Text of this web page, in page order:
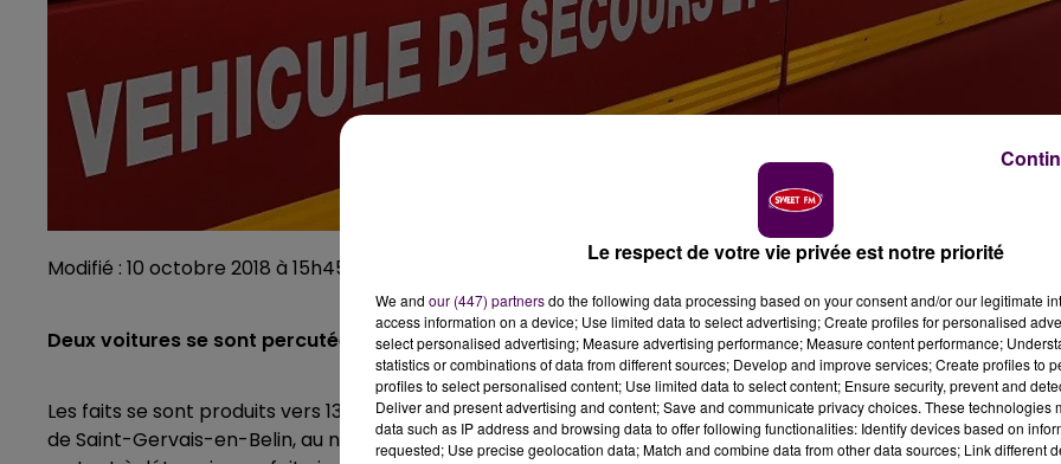
Modifié : 10 octobre 2018 à 15h45 par Emilien Borderie
Deux voitures se sont percutées ce mercredi 10 octobre à Saint-Gervais-en-Belin.
Les faits se sont produits vers 13h30, ce mercredi 10 octobre : deux voitures se sont percutées sur la
de Saint-Gervais-en-Belin, au niveau du lieu-dit de La Claverie. L'accident, survenu dans des circonstances qui
Le respect de votre vie privée est notre priorité
We and our (447) partnersdo the following data processing based on your consent and/or our legitimate
access information on a device; Use limited data to select advertising; Create profiles for personalised
select personalised advertising; Measure advertising performance; Measure content performance;
statistics or combinations of data from different sources; Develop and improve services; Create profiles to
profiles to select personalised content; Use limited data to select content; Ensure security, prevent and
Deliver and present advertising and content; Save and communicate privacy choices. These technologies
data such as IP address and browsing data to offer following functionalities: Identify devices based on
requested; Use precise geolocation data; Match and combine data from other data sources; Link different